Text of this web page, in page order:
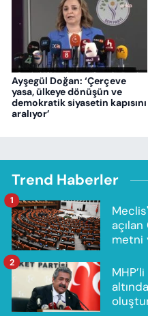
Ayşegül Doğan: ‘Çerçeve
yasa, ülkeye dönüşün ve
demokratik siyasetin kapısını
aralıyor’
Trend Haberler
metni
1
2